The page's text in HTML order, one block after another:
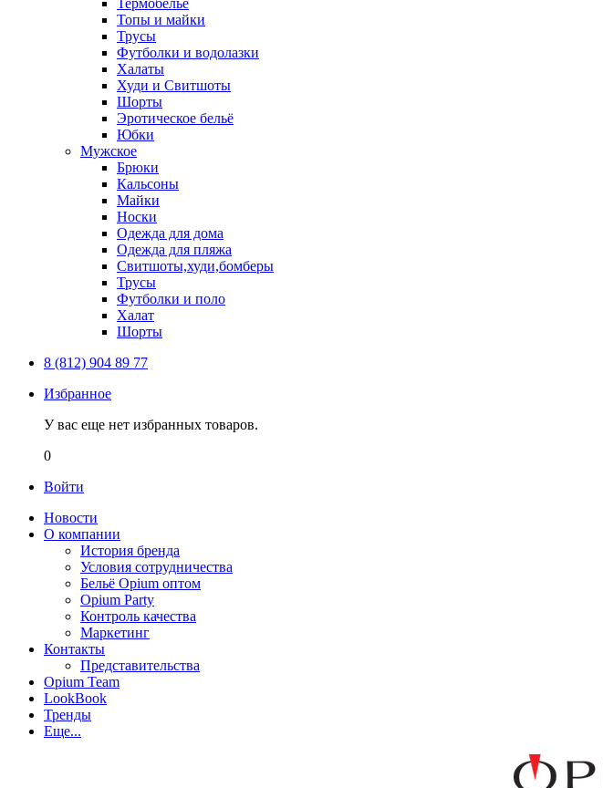
Термобельё
Топы и майки
Трусы
Футболки и водолазки
Халаты
Худи и Свитшоты
Шорты
Эротическое бельё
Юбки
Мужское
Брюки
Кальсоны
Майки
Носки
Одежда для дома
Одежда для пляжа
Свитшоты,худи,бомберы
Трусы
Футболки и поло
Халат
Шорты
8 (812) 904 89 77
Избранное
У вас еще нет избранных товаров.
0
Войти
Новости
О компании
История бренда
Условия сотрудничества
Бельё Opium оптом
Opium Party
Контроль качества
Маркетинг
Контакты
Представительства
Opium Team
LookBook
Тренды
Еще...